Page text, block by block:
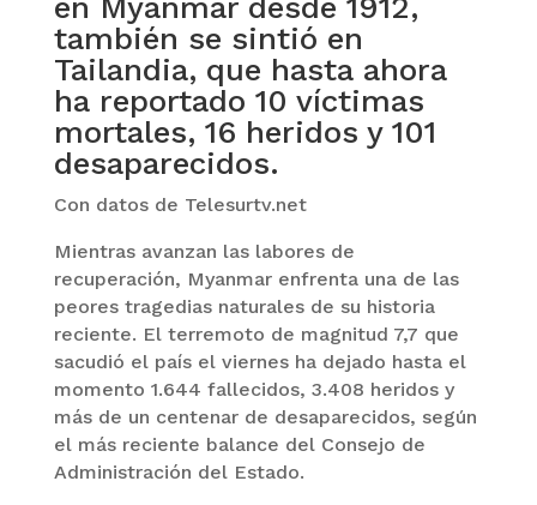
también se sintió en
Tailandia, que hasta ahora
ha reportado 10 víctimas
mortales, 16 heridos y 101
desaparecidos.
Con datos de Telesurtv.net
Mientras avanzan las labores de
recuperación, Myanmar enfrenta una de las
peores tragedias naturales de su historia
reciente. El terremoto de magnitud 7,7 que
sacudió el país el viernes ha dejado hasta el
momento 1.644 fallecidos, 3.408 heridos y
más de un centenar de desaparecidos, según
el más reciente balance del Consejo de
Administración del Estado.